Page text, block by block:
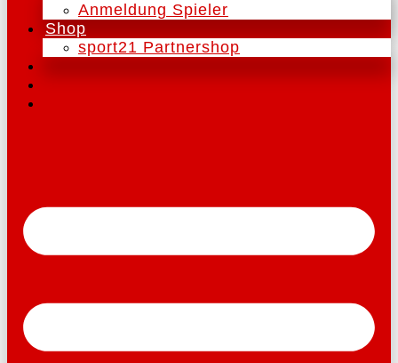
Anmeldung Spieler
Shop
sport21 Partnershop